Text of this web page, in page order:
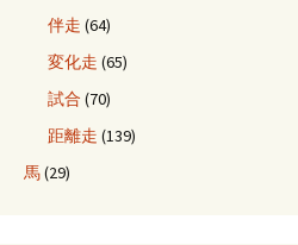
伴走 (64)
変化走 (65)
試合 (70)
距離走 (139)
馬(29)